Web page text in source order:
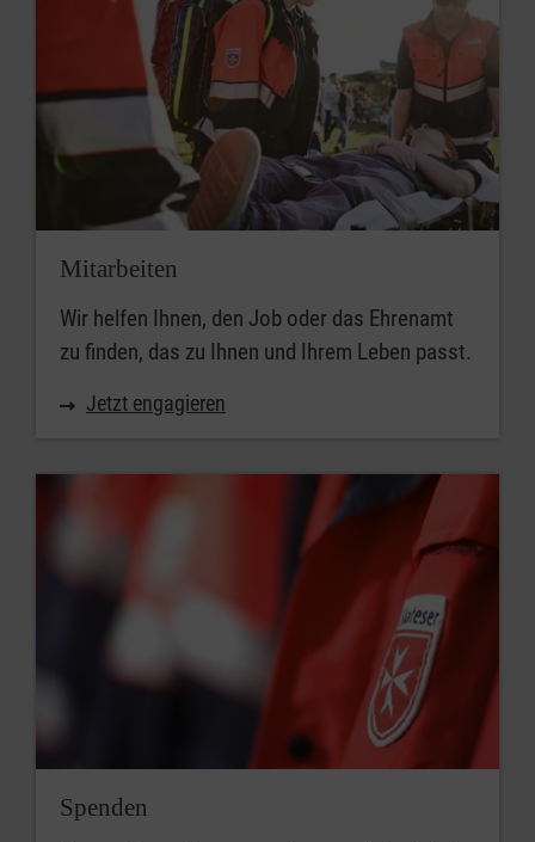
Mitarbeiten
Wir helfen Ihnen, den Job oder das Ehrenamt
zu finden, das zu Ihnen und Ihrem Leben passt.
Jetzt engagieren
Spenden